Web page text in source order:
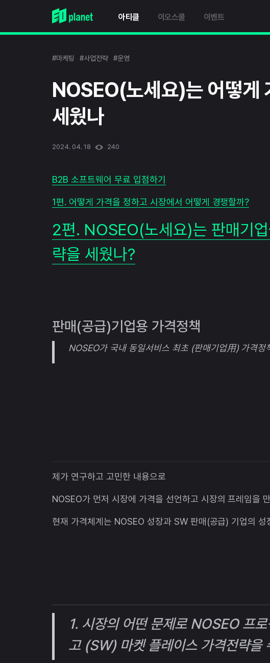
아티클 이오스쿨 이벤트
#마케팅 #사업전략 #운영
NOSEO(노세요)는 어떻게
세웠나
2024. 04. 18 240
B2B 소프트웨어 무료 입점하기
1편. 어떻게 가격을 정하고 시장에서 어떻게 경쟁할까?
2편. NOSEO(노세요)는 판매기
략을 세웠나?
판매(공급)기업용 가격정책
NOSEO가 국내 동일서비스 최초 (판매기업用) 가격정
제가 연구하고 고민한 내용으로
NOSEO가 먼저 시장에 가격을 선언하고 시장의 프레임을
현재 가격체계는 NOSEO 성장과 SW 판매(공급) 기업의 성
1. 시장의 어떤 문제로 NOSEO 프
고 (SW) 마켓 플레이스 가격전략을